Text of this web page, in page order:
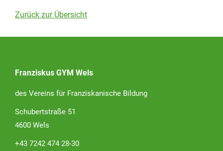
Zurück zur Übersicht
Franziskus GYM Wels
des Vereins für Franziskanische Bildung
Schubertstraße 51
4600 Wels
+43 7242 474 28-30